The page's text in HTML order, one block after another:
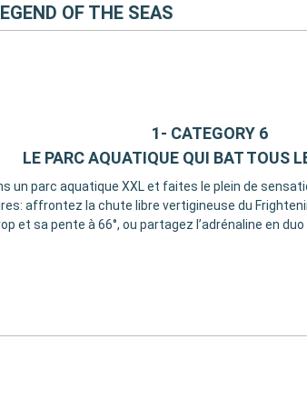
OF THE SEAS
1- CATEGORY 6
LE PARC AQUATIQUE QUI BAT TOUS
un parc aquatique XXL et faites le plein de
affrontez la chute libre vertigineuse du
et sa pente à 66°, ou partagez l’adrénaline en